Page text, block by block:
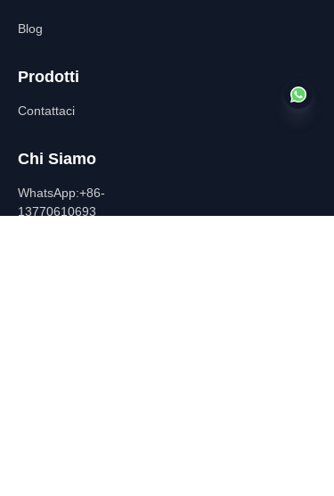
Prodotti
Chi Siamo
WhatsApp:+86-
13770610693
Contattaci
Blog